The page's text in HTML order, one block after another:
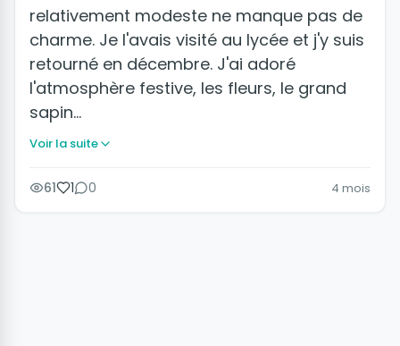
relativement modeste ne manque pas de
charme. Je l'avais visité au lycée et j'y suis
retourné en décembre. J'ai adoré
l'atmosphère festive, les fleurs, le grand
sapin…
Voir la suite
61 1 0 4 mois